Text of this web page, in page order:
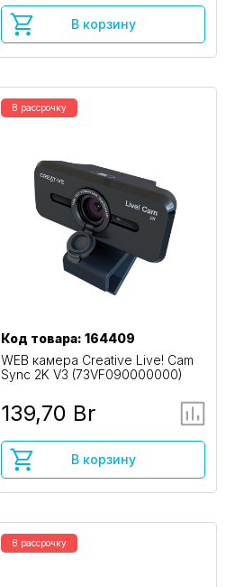
В корзину
В рассрочку
Код товара: 164409
WEB камера Creative Live! Cam
Sync 2K V3 (73VF090000000)
139,70 Br
В корзину
В рассрочку